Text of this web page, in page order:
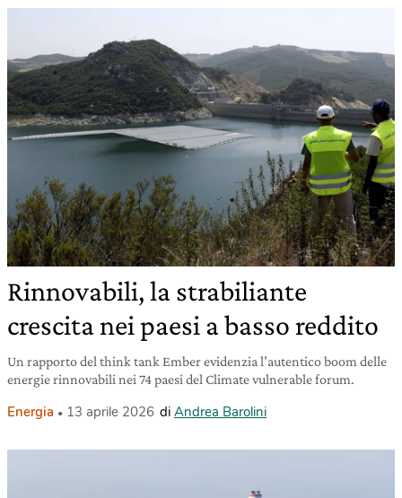
Rinnovabili, la strabiliante
crescita nei paesi a basso reddito
Un rapporto del think tank Ember evidenzia l’autentico boom delle
energie rinnovabili nei 74 paesi del Climate vulnerable forum.
Energia 13 aprile 2026 di Andrea Barolini